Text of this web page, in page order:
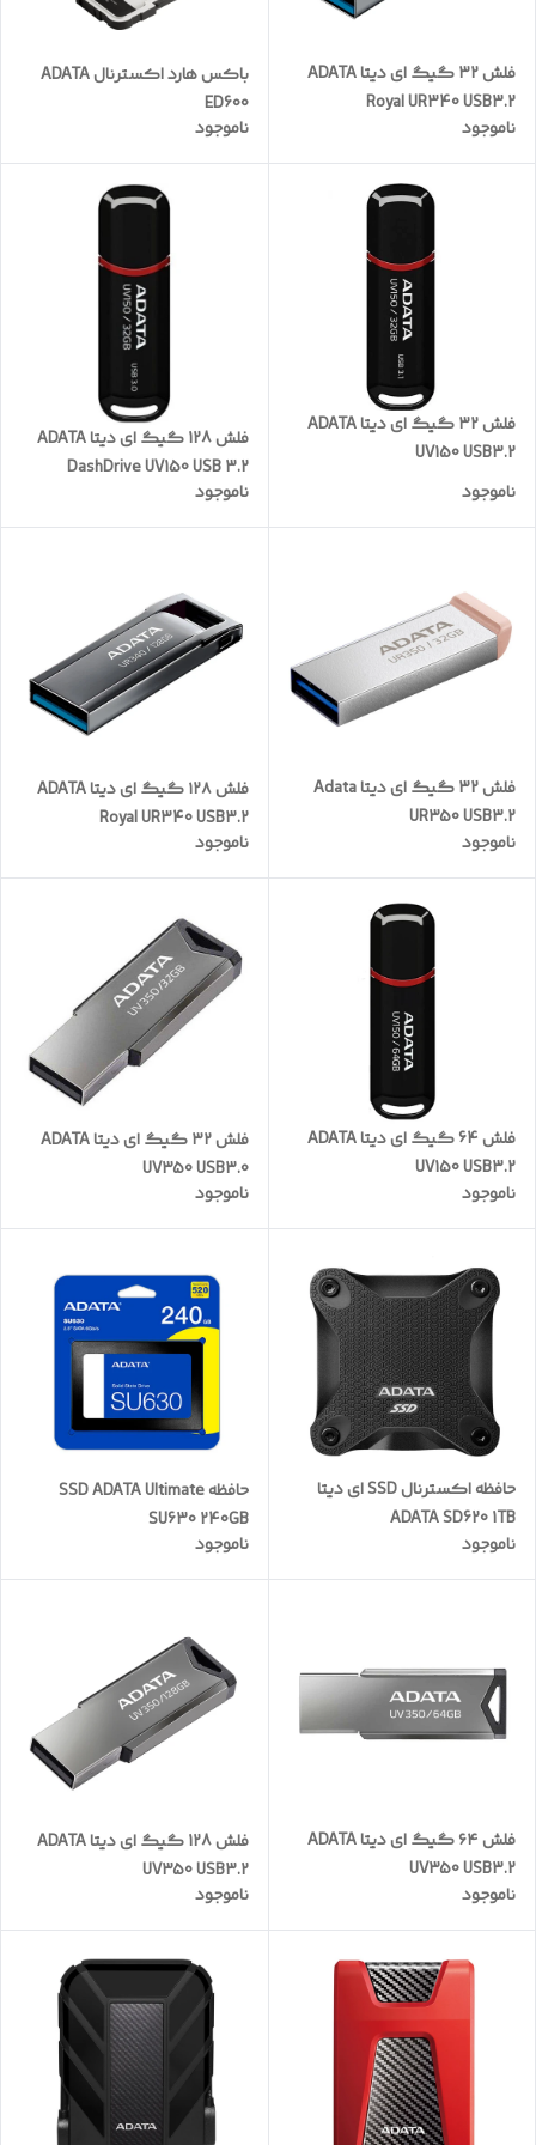
فلش ۳۲ گیگ ای دیتا ADATA
Royal UR340 USB3.2
ناموجود
باکس هارد اکسترنال ADATA
ED600
ناموجود
فلش ۳۲ گیگ ای دیتا ADATA
UV150 USB3.2
ناموجود
فلش 128 گیگ ای دیتا ADATA
DashDrive UV150 USB 3.2
ناموجود
فلش 32 گیگ ای دیتا Adata
UR350 USB3.2
ناموجود
فلش ۱۲۸ گیگ ای دیتا ADATA
Royal UR340 USB3.2
ناموجود
فلش 64 گیگ ای دیتا ADATA
UV150 USB3.2
ناموجود
فلش ۳۲ گیگ ای دیتا ADATA
UV350 USB3.0
ناموجود
حافظه اکسترنال SSD ای دیتا
ADATA SD620 1TB
ناموجود
حافظه SSD ADATA Ultimate
SU630 240GB
ناموجود
فلش ۶۴ گیگ ای دیتا ADATA
UV350 USB3.2
ناموجود
فلش 128 گیگ ای دیتا ADATA
UV350 USB3.2
ناموجود